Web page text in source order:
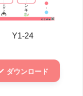
Y1-24
ダウンロード